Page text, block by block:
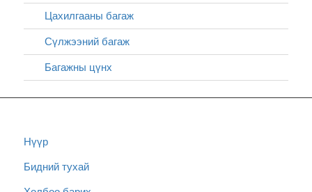
Цахилгааны багаж
Сүлжээний багаж
Багажны цүнх
Нүүр
Бидний тухай